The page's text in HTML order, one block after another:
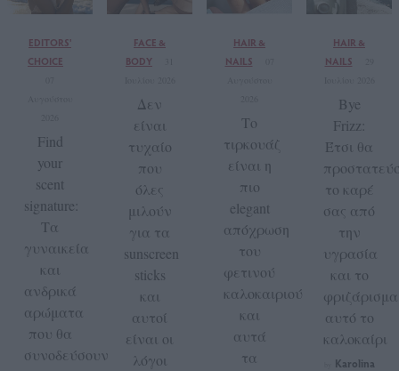
EDITORS'
CHOICE
Find
your
scent
signature:
Τα
γυναικεία
και
ανδρικά
αρώματα
που θα
συνοδεύσουν
FACE &
BODY
Δεν
είναι
τυχαίο
που
όλες
μιλούν
για τα
sunscreen
sticks
και
αυτοί
είναι οι
λόγοι
HAIR &
NAILS
Το
τιρκουάζ
είναι η
πιο
elegant
απόχρωση
του
φετινού
καλοκαιριού
και
αυτά
τα
HAIR &
NAILS
Bye
Frizz:
Έτσι θα
το καρέ
σας από
την
υγρασία
και το
φριζάρισμα
αυτό το
καλοκαίρι
Karolina